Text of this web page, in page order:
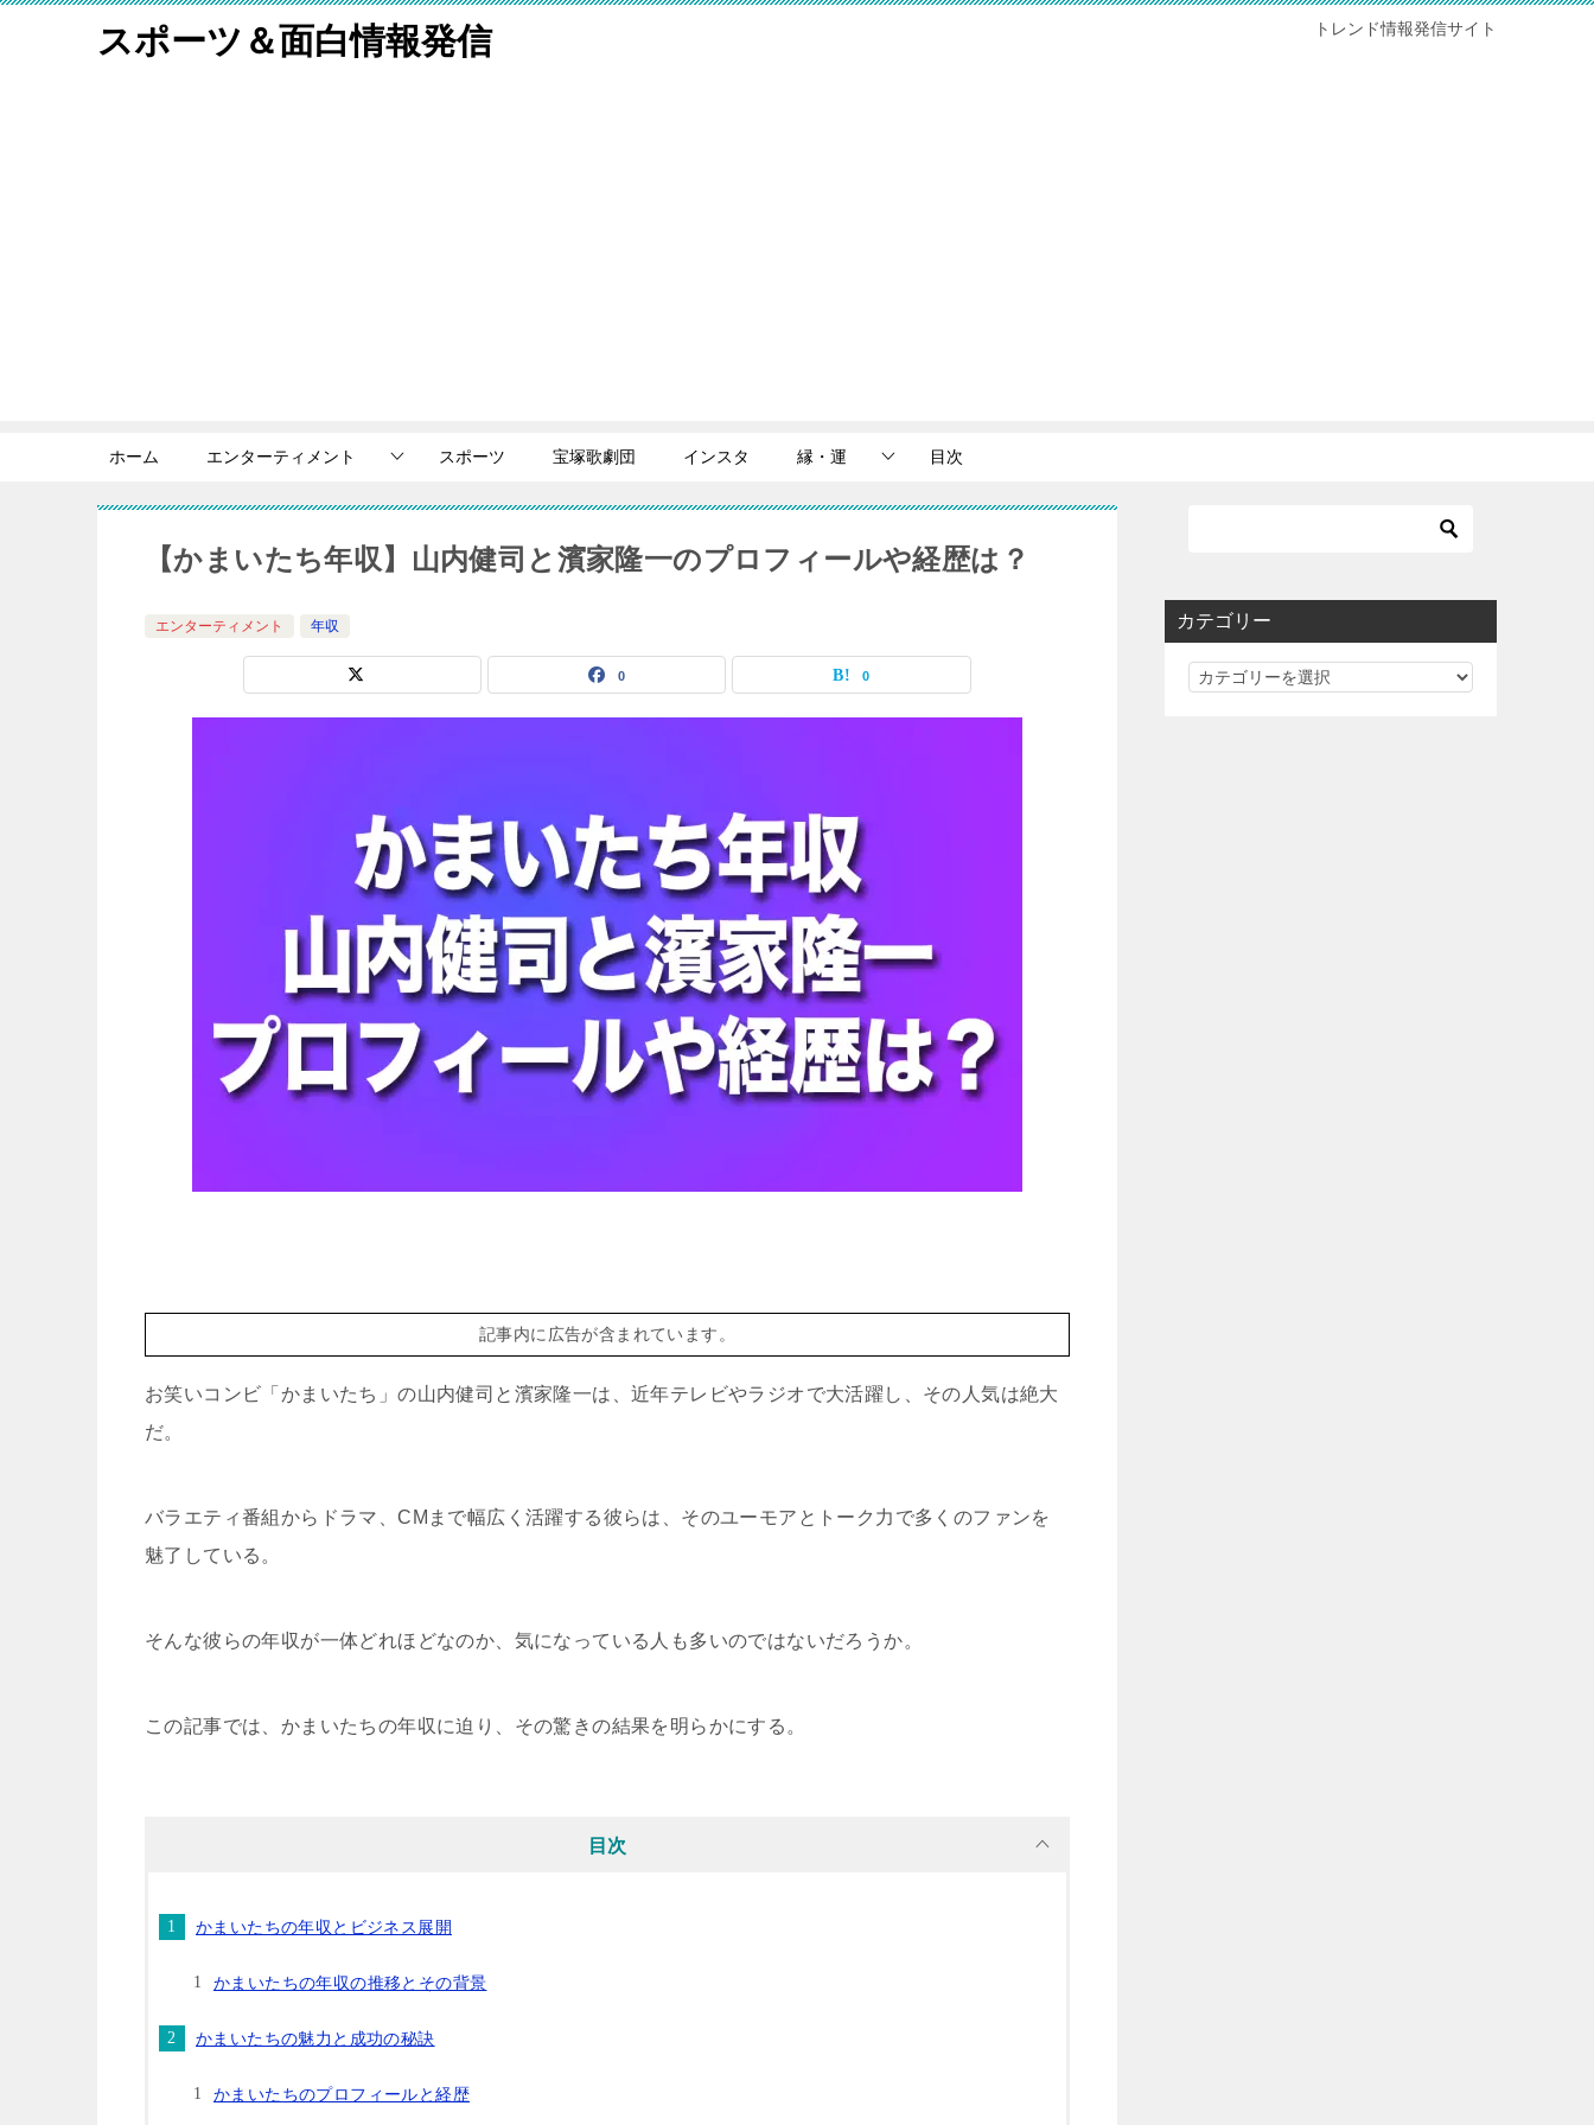
スポーツ＆面白情報発信 トレンド情報発信サイト
ホーム エンターティメント スポーツ 宝塚歌劇団 インスタ 縁・運 目次
【かまいたち年収】山内健司と濱家隆一のプロフィールや経歴は？
エンターティメント 年収
0 0
記事内に広告が含まれています。
お笑いコンビ「かまいたち」の山内健司と濱家隆一は、近年テレビやラジオで大活躍し、その人気は絶大
だ。
バラエティ番組からドラマ、CMまで幅広く活躍する彼らは、そのユーモアとトーク力で多くのファンを
魅了している。
そんな彼らの年収が一体どれほどなのか、気になっている人も多いのではないだろうか。
この記事では、かまいたちの年収に迫り、その驚きの結果を明らかにする。
目次
かまいたちの年収とビジネス展開
かまいたちの年収の推移とその背景
かまいたちの魅力と成功の秘訣
かまいたちのプロフィールと経歴
カテゴリー
カ